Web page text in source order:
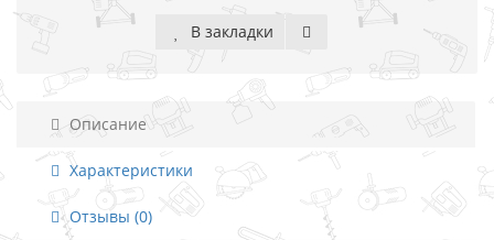
В закладки
Описание
Характеристики
Отзывы (0)